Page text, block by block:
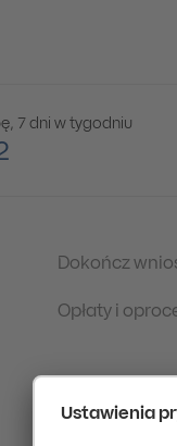
7 dni w tygodniu
Dokończ
Opłaty i